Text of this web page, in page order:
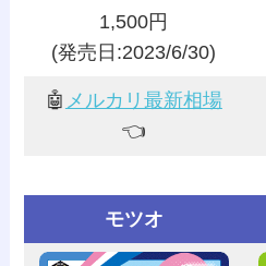
1,500円
(発売日:2023/6/30)
🤖 メルカリ最新相場
👈️
モツオ